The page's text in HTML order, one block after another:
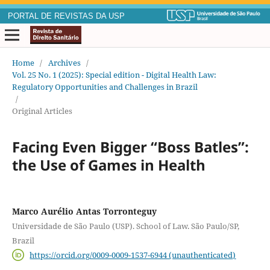
PORTAL DE REVISTAS DA USP
Home / Archives /
Vol. 25 No. 1 (2025): Special edition - Digital Health Law:
Regulatory Opportunities and Challenges in Brazil
/
Original Articles
Facing Even Bigger “Boss Batles”:
the Use of Games in Health
Marco Aurélio Antas Torronteguy
Universidade de São Paulo (USP). School of Law. São Paulo/SP,
Brazil
https://orcid.org/0009-0009-1537-6944 (unauthenticated)